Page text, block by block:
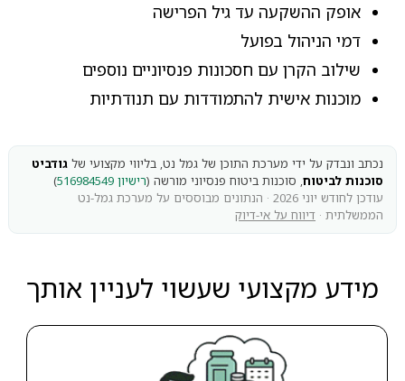
אופק ההשקעה עד גיל הפרישה
דמי הניהול בפועל
שילוב הקרן עם חסכונות פנסיוניים נוספים
מוכנות אישית להתמודדות עם תנודתיות
נכתב ונבדק על ידי מערכת התוכן של גמל נט, בליווי מקצועי של גודביט
סוכנות לביטוח, סוכנות ביטוח פנסיוני מורשה (רישיון 516984549
)
עודכן לחודש יוני 2026 · הנתונים מבוססים על מערכת גמל-נט
הממשלתית · דיווח על אי-דיוק
מידע מקצועי שעשוי לעניין אותך